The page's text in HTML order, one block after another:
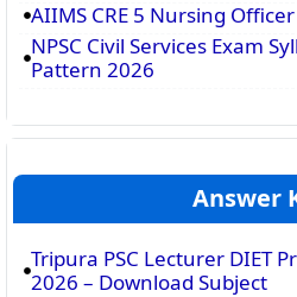
AIIMS CRE 5 Nursing
NPSC Civil Services Exam
Pattern 2026
Answer
Tripura PSC Lecturer DIET
2026 – Download Subject